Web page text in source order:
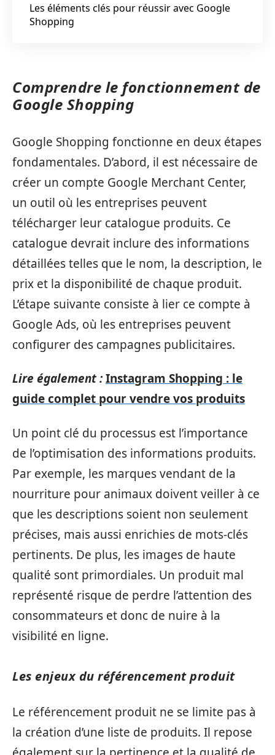
Les éléments clés pour réussir avec Google
Shopping
Comprendre le fonctionnement de
Google Shopping
Google Shopping fonctionne en deux étapes
fondamentales. D’abord, il est nécessaire de
créer un compte Google Merchant Center,
un outil où les entreprises peuvent
télécharger leur catalogue produits. Ce
catalogue devrait inclure des informations
détaillées telles que le nom, la description, le
prix et la disponibilité de chaque produit.
L’étape suivante consiste à lier ce compte à
Google Ads, où les entreprises peuvent
configurer des campagnes publicitaires.
Lire également :Instagram Shopping : le
guide complet pour vendre vos produits
Un point clé du processus est l’importance
de l’optimisation des informations produits.
Par exemple, les marques vendant de la
nourriture pour animaux doivent veiller à ce
que les descriptions soient non seulement
précises, mais aussi enrichies de mots-clés
pertinents. De plus, les images de haute
qualité sont primordiales. Un produit mal
représenté risque de perdre l’attention des
consommateurs et donc de nuire à la
visibilité en ligne.
Les enjeux du référencement produit
Le référencement produit ne se limite pas à
la création d’une liste de produits. Il repose